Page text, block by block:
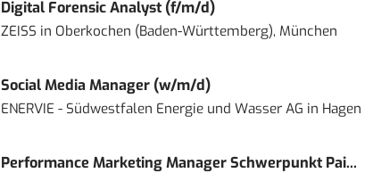
Digital Forensic Analyst (f/m/d)
ZEISS in Oberkochen (Baden-Württemberg), München
Social Media Manager (w/m/d)
ENERVIE - Südwestfalen Energie und Wasser AG in Hagen
Performance Marketing Manager Schwerpunkt Pai...